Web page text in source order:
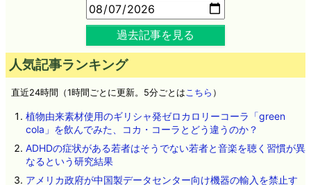
過去記事を見る
人気記事ランキング
直近24時間（1時間ごとに更新。5分ごとは こちら ）
植物由来素材使用のギリシャ発ゼロカロリーコーラ「green
cola」を飲んでみた、コカ・コーラとどう違うのか？
ADHDの症状がある若者はそうでない若者と音楽を聴く習慣が異
なるという研究結果
アメリカ政府が中国製データセンター向け機器の輸入を禁止す